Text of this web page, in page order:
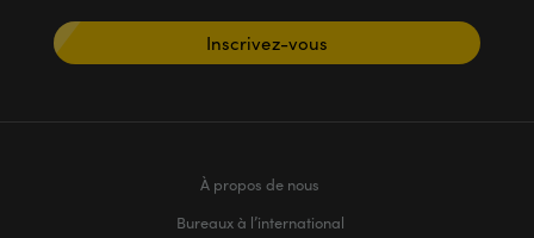
Inscrivez-vous
À propos de nous
Bureaux à l’international